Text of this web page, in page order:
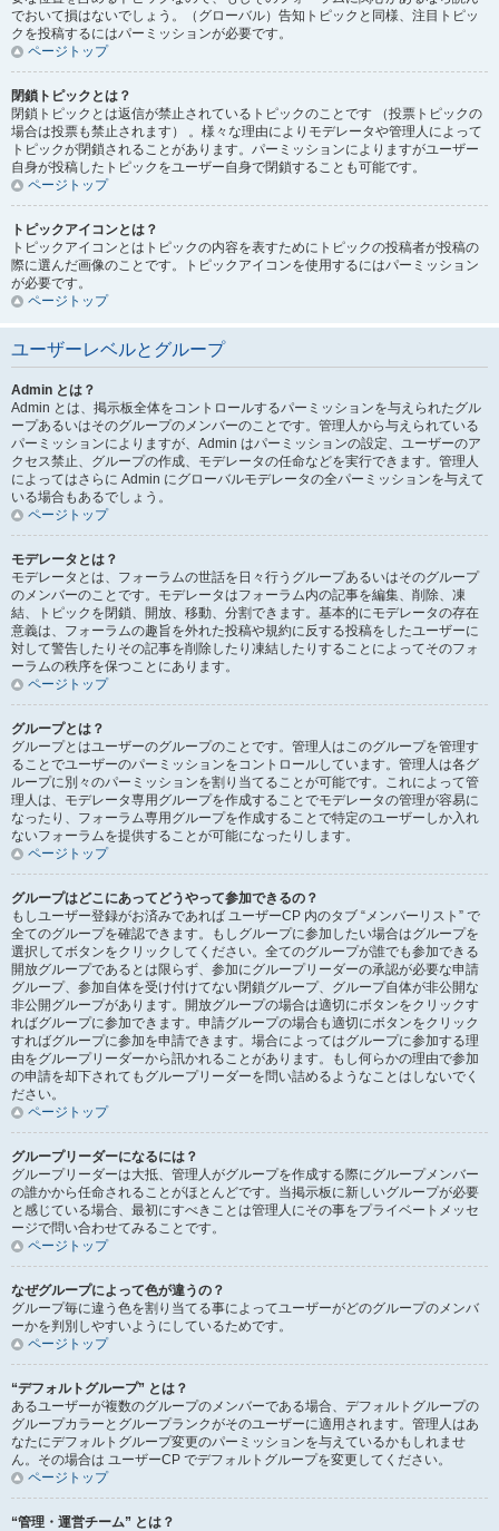
でおいて損はないでしょう。（グローバル）告知トピックと同様、注目トピッ
クを投稿するにはパーミッションが必要です。
ページトップ
閉鎖トピックとは？
閉鎖トピックとは返信が禁止されているトピックのことです （投票トピックの
場合は投票も禁止されます） 。様々な理由によりモデレータや管理人によって
トピックが閉鎖されることがあります。パーミッションによりますがユーザー
自身が投稿したトピックをユーザー自身で閉鎖することも可能です。
ページトップ
トピックアイコンとは？
トピックアイコンとはトピックの内容を表すためにトピックの投稿者が投稿の
際に選んだ画像のことです。トピックアイコンを使用するにはパーミッション
が必要です。
ページトップ
ユーザーレベルとグループ
Admin とは？
Admin とは、掲示板全体をコントロールするパーミッションを与えられたグル
ープあるいはそのグループのメンバーのことです。管理人から与えられている
パーミッションによりますが、Admin はパーミッションの設定、ユーザーのア
クセス禁止、グループの作成、モデレータの任命などを実行できます。管理人
によってはさらに Admin にグローバルモデレータの全パーミッションを与えて
いる場合もあるでしょう。
ページトップ
モデレータとは？
モデレータとは、フォーラムの世話を日々行うグループあるいはそのグループ
のメンバーのことです。モデレータはフォーラム内の記事を編集、削除、凍
結、トピックを閉鎖、開放、移動、分割できます。基本的にモデレータの存在
意義は、フォーラムの趣旨を外れた投稿や規約に反する投稿をしたユーザーに
対して警告したりその記事を削除したり凍結したりすることによってそのフォ
ーラムの秩序を保つことにあります。
ページトップ
グループとは？
グループとはユーザーのグループのことです。管理人はこのグループを管理す
ることでユーザーのパーミッションをコントロールしています。管理人は各グ
ループに別々のパーミッションを割り当てることが可能です。これによって管
理人は、モデレータ専用グループを作成することでモデレータの管理が容易に
なったり、フォーラム専用グループを作成することで特定のユーザーしか入れ
ないフォーラムを提供することが可能になったりします。
ページトップ
グループはどこにあってどうやって参加できるの？
もしユーザー登録がお済みであれば ユーザーCP 内のタブ “メンバーリスト” で
全てのグループを確認できます。もしグループに参加したい場合はグループを
選択してボタンをクリックしてください。全てのグループが誰でも参加できる
開放グループであるとは限らず、参加にグループリーダーの承認が必要な申請
グループ、参加自体を受け付けてない閉鎖グループ、グループ自体が非公開な
非公開グループがあります。開放グループの場合は適切にボタンをクリックす
ればグループに参加できます。申請グループの場合も適切にボタンをクリック
すればグループに参加を申請できます。場合によってはグループに参加する理
由をグループリーダーから訊かれることがあります。もし何らかの理由で参加
の申請を却下されてもグループリーダーを問い詰めるようなことはしないでく
ださい。
ページトップ
グループリーダーになるには？
グループリーダーは大抵、管理人がグループを作成する際にグループメンバー
の誰かから任命されることがほとんどです。当掲示板に新しいグループが必要
と感じている場合、最初にすべきことは管理人にその事をプライベートメッセ
ージで問い合わせてみることです。
ページトップ
なぜグループによって色が違うの？
グループ毎に違う色を割り当てる事によってユーザーがどのグループのメンバ
ーかを判別しやすいようにしているためです。
ページトップ
“デフォルトグループ” とは？
あるユーザーが複数のグループのメンバーである場合、デフォルトグループの
グループカラーとグループランクがそのユーザーに適用されます。管理人はあ
なたにデフォルトグループ変更のパーミッションを与えているかもしれませ
ん。その場合は ユーザーCP でデフォルトグループを変更してください。
ページトップ
“管理・運営チーム” とは？